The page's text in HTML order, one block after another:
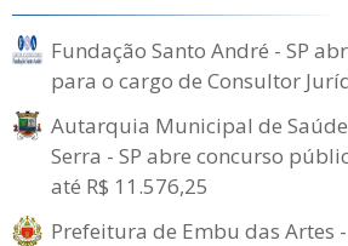
Fundação Santo André - SP
para o cargo de Consultor
Autarquia Municipal de
Serra - SP abre concurso
até R$ 11.576,25
Prefeitura de Embu das Artes